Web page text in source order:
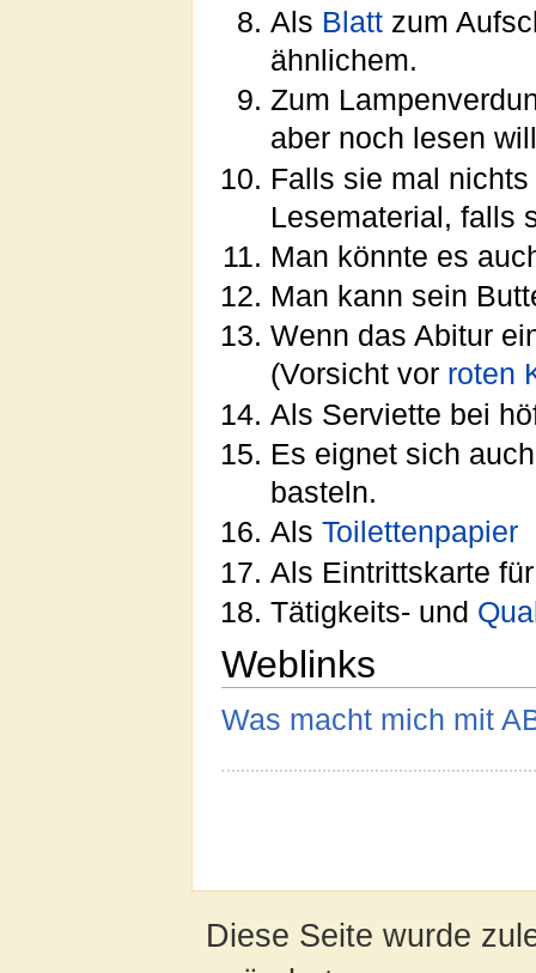
Als Blattzum
ähnlichem.
Zum
aber noch lesen
Falls sie mal
Lesematerial, falls
Man könnte es
Man kann sein
Wenn das Abitur
(Vorsicht vor roten
Als Serviette bei
Es eignet sich
basteln.
Als Toilettenpapier
Als Eintrittskarte
Tätigkeits- und
Weblinks
Was macht mich mit
Diese Seite wurde